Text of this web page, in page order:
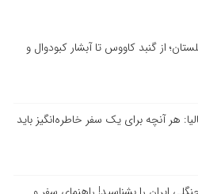
از گنبد کاووس تا آبشار کبودوال و
هر آنچه برای یک سفر خاطره‌انگیز باید